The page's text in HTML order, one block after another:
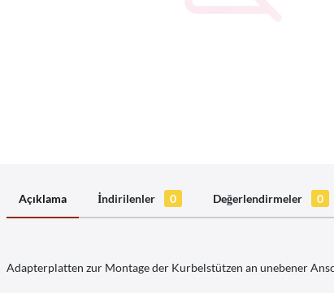
Açıklama İndirilenler 0 Değerlendirmeler 0
Adapterplatten zur Montage der Kurbelstützen an unebener